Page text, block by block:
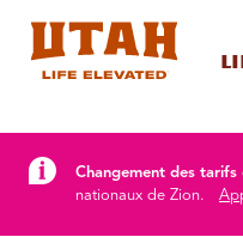
Changement des tarifs
nationaux de Zion.